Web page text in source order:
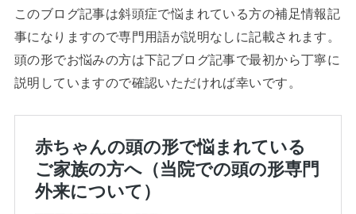
このブログ記事は斜頭症で悩まれている方の補足情報記
事になりますので専門用語が説明なしに記載されます。
頭の形でお悩みの方は下記ブログ記事で最初から丁寧に
説明していますので確認いただければ幸いです。